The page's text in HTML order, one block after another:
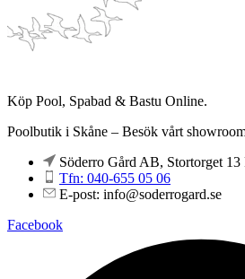
Köp Pool, Spabad & Bastu Online.
Poolbutik i Skåne – Besök vårt
Söderro Gård AB, Stortorget
Tfn: 040-655 05 06
E-post: info@soderrogard.se
Facebook